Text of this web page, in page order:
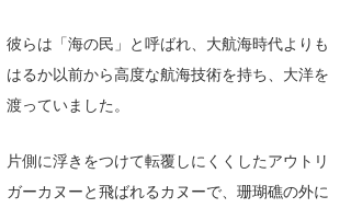
彼らは「海の民」と呼ばれ、大航海時代よりも
はるか以前から高度な航海技術を持ち、大洋を
渡っていました。
片側に浮きをつけて転覆しにくくしたアウトリ
ガーカヌーと飛ばれるカヌーで、珊瑚礁の外に